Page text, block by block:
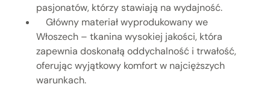
pasjonatów, którzy stawiają na wydajność.
Główny materiał wyprodukowany we
Włoszech – tkanina wysokiej jakości, która
zapewnia doskonałą oddychalność i trwałość,
oferując wyjątkowy komfort w najcięższych
warunkach.